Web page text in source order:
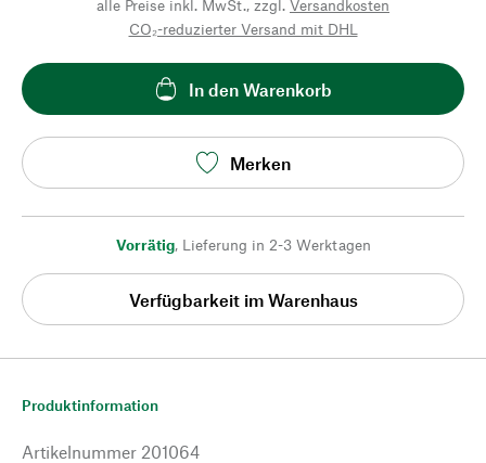
alle Preise inkl. MwSt., zzgl. Versandkosten
CO₂-reduzierter Versand mit DHL
In den Warenkorb
Merken
Vorrätig, Lieferung in 2-3 Werktagen
Verfügbarkeit im Warenhaus
Produktinformation
Artikelnummer 201064